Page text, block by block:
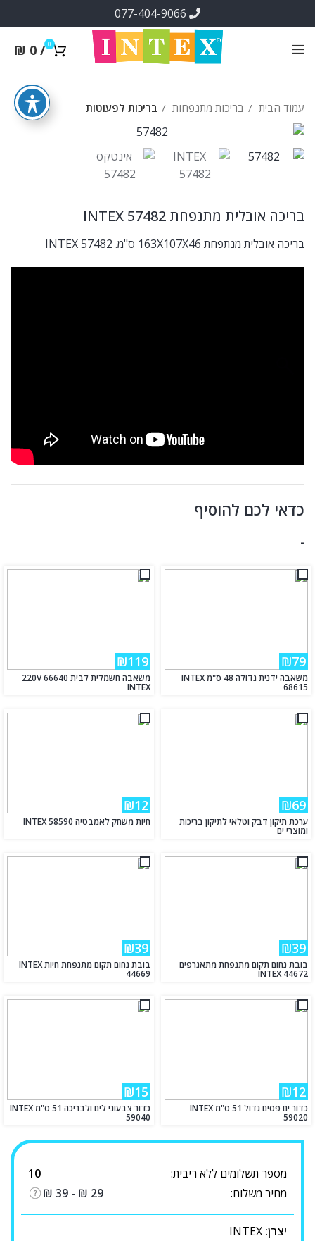
0
/
₪ 0
עמוד הבית בריכות מתנפחות בריכות לפעוטות
בריכה אובלית מתנפחת INTEX 57482
בריכה אובלית מנתפחת 163X107X46 ס"מ. INTEX 57482
כדאי לכם להוסיף
-
₪79
משאבה ידנית גדולה 48 ס"מ INTEX
68615
₪119
משאבה חשמלית לבית 220V 66640
INTEX
₪69
ערכת תיקון דבק וטלאי לתיקון בריכות
ומוצרי ים
₪12
חיות משחק לאמבטיה INTEX 58590
₪39
בובת נחום תקום מתנפחת מתאגרפים
INTEX 44672
₪39
בובת נחום תקום מתנפחת חיות INTEX
44669
₪12
כדור ים פסים גדול 51 ס"מ INTEX
59020
₪15
כדור צבעוני לים ולבריכה 51 ס"מ INTEX
59040
מספר תשלומים ללא ריבית:
10
מחיר משלוח:
₪ 29
-
₪ 39
יצרן: INTEX